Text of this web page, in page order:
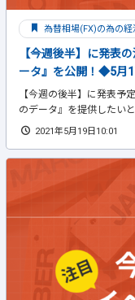
為替相場(FX)の為の経
【今週後半】に発表
ータ』を公開！◆5月
【今週の後半】に発表予
のデータ』を提供したい
2021年5月19日10:01